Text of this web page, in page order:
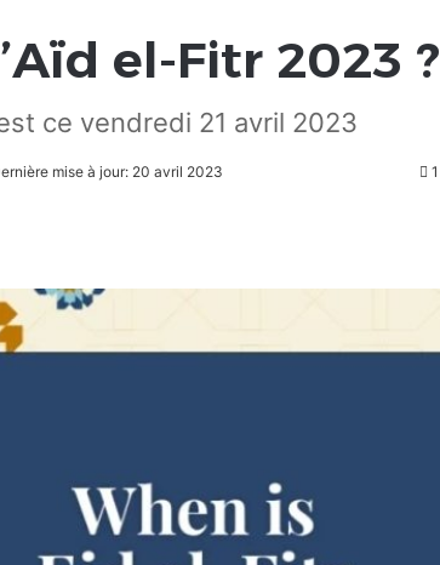
el-Fitr 2023 ?
ce vendredi 21 avril 2023
mise à jour: 20 avril 2023 1